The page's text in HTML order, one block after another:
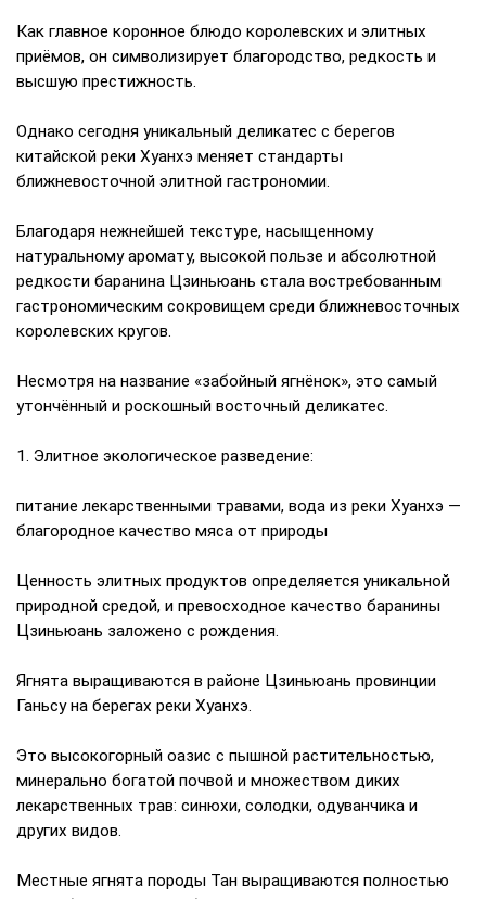
Как главное коронное блюдо королевских и элитных
приёмов, он символизирует благородство, редкость и
высшую престижность.
Однако сегодня уникальный деликатес с берегов
китайской реки Хуанхэ меняет стандарты
ближневосточной элитной гастрономии.
Благодаря нежнейшей текстуре, насыщенному
натуральному аромату, высокой пользе и абсолютной
редкости баранина Цзиньюань стала востребованным
гастрономическим сокровищем среди ближневосточных
королевских кругов.
Несмотря на название «забойный ягнёнок», это самый
утончённый и роскошный восточный деликатес.
1. Элитное экологическое разведение:
питание лекарственными травами, вода из реки Хуанхэ —
благородное качество мяса от природы
Ценность элитных продуктов определяется уникальной
природной средой, и превосходное качество баранины
Цзиньюань заложено с рождения.
Ягнята выращиваются в районе Цзиньюань провинции
Ганьсу на берегах реки Хуанхэ.
Это высокогорный оазис с пышной растительностью,
минерально богатой почвой и множеством диких
лекарственных трав: синюхи, солодки, одуванчика и
других видов.
Местные ягнята породы Тан выращиваются полностью